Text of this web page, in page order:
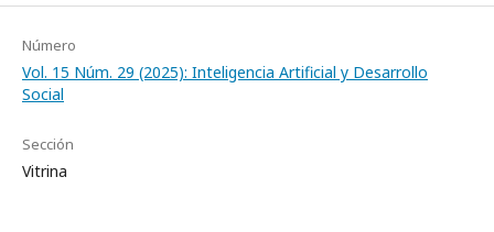
Número
Vol. 15 Núm. 29 (2025): Inteligencia Artificial y Desarrollo
Social
Sección
Vitrina